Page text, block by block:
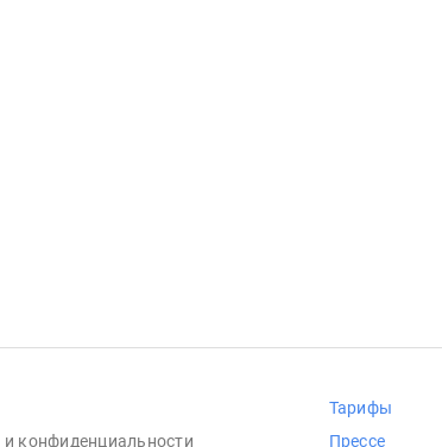
и конфиденциальности
Тарифы
Прессе